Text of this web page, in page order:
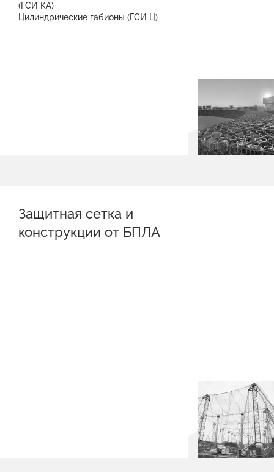
(ГСИ КА)
Цилиндрические габионы (ГСИ Ц)
Защитная сетка и
конструкции от БПЛА